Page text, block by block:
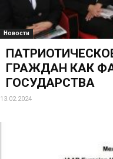
Новости
ГРАЖДАН КАК
ГОСУДАРСТВА
13.02.2024